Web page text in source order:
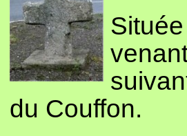
du Couffon.